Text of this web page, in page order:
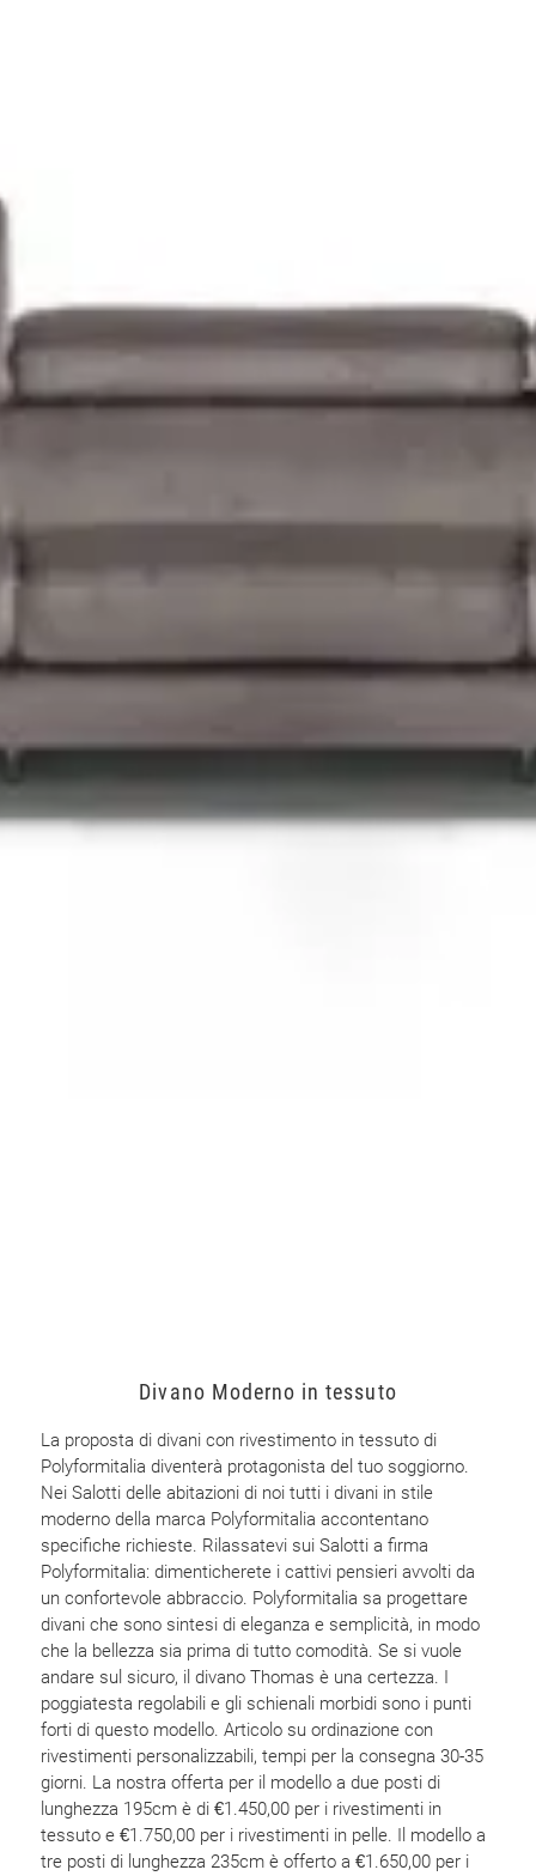
Divano Moderno in tessuto
La proposta di divani con rivestimento in tessuto di
Polyformitalia diventerà protagonista del tuo soggiorno.
Nei Salotti delle abitazioni di noi tutti i divani in stile
moderno della marca Polyformitalia accontentano
specifiche richieste. Rilassatevi sui Salotti a firma
Polyformitalia: dimenticherete i cattivi pensieri avvolti da
un confortevole abbraccio. Polyformitalia sa progettare
divani che sono sintesi di eleganza e semplicità, in modo
che la bellezza sia prima di tutto comodità. Se si vuole
andare sul sicuro, il divano Thomas è una certezza. I
poggiatesta regolabili e gli schienali morbidi sono i punti
forti di questo modello. Articolo su ordinazione con
rivestimenti personalizzabili, tempi per la consegna 30-35
giorni. La nostra offerta per il modello a due posti di
lunghezza 195cm è di €1.450,00 per i rivestimenti in
tessuto e €1.750,00 per i rivestimenti in pelle. Il modello a
tre posti di lunghezza 235cm è offerto a €1.650,00 per i